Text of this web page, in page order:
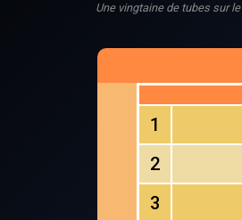
Une vingtaine de tubes sur
1
2
3